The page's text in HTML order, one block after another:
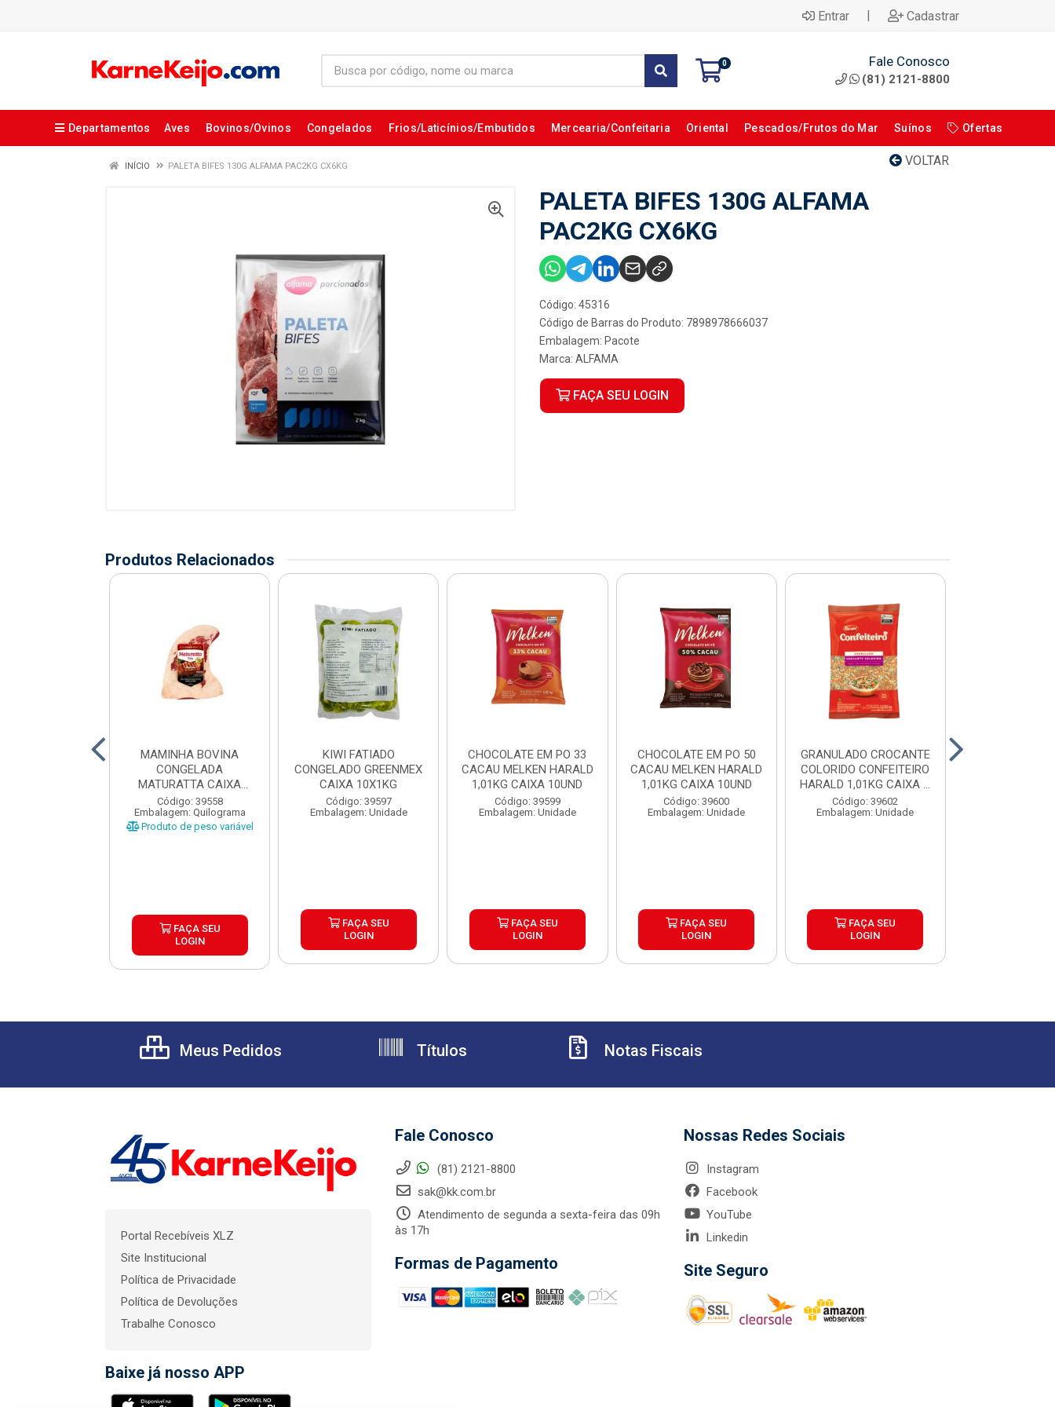
Entrar | Cadastrar
0 Fale Conosco
(81) 2121-8800
Departamentos Aves Bovinos/Ovinos Congelados Frios/Laticínios/Embutidos Mercearia/Confeitaria Oriental Pescados/Frutos do Mar Suínos Ofertas
VOLTAR
INÍCIO PALETA BIFES 130G ALFAMA PAC2KG CX6KG
PALETA BIFES 130G ALFAMA
PAC2KG CX6KG
Código: 45316
Código de Barras do Produto: 7898978666037
Embalagem: Pacote
Marca: ALFAMA
FAÇA SEU LOGIN
Produtos Relacionados
MAMINHA BOVINA
CONGELADA
MATURATTA CAIXA
±15KG
Código: 39558
Embalagem: Quilograma
Produto de peso variável
FAÇA SEU
LOGIN
KIWI FATIADO
CONGELADO GREENMEX
CAIXA 10X1KG
Código: 39597
Embalagem: Unidade
FAÇA SEU
LOGIN
CHOCOLATE EM PO 33
CACAU MELKEN HARALD
1,01KG CAIXA 10UND
Código: 39599
Embalagem: Unidade
FAÇA SEU
LOGIN
CHOCOLATE EM PO 50
CACAU MELKEN HARALD
1,01KG CAIXA 10UND
Código: 39600
Embalagem: Unidade
FAÇA SEU
LOGIN
GRANULADO CROCANTE
COLORIDO CONFEITEIRO
HARALD 1,01KG CAIXA ...
Código: 39602
Embalagem: Unidade
FAÇA SEU
LOGIN
Meus Pedidos Títulos Notas Fiscais
Portal Recebíveis XLZ
Site Institucional
Política de Privacidade
Política de Devoluções
Trabalhe Conosco
Baixe já nosso APP
Fale Conosco
(81) 2121-8800
sak@kk.com.br
Atendimento de segunda a sexta-feira das 09h
às 17h
Formas de Pagamento
Nossas Redes Sociais
Instagram
Facebook
YouTube
Linkedin
Site Seguro